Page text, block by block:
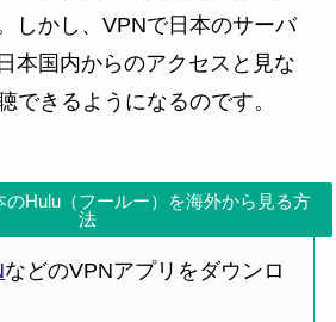
しかし、VPNで日本のサーバ
本国内からのアクセスと見な
できるようになるのです。
のHulu（フールー）を海外から見る方
法
などのVPNアプリをダウンロ